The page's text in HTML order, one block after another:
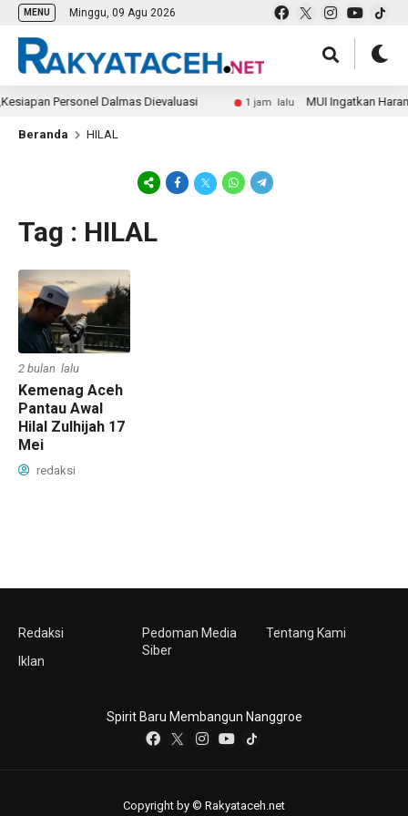
MENU Minggu, 09 Agu 2026
Personel Dalmas Dievaluasi 1 jam lalu MUI Ingatkan
Beranda HILAL
Tag : HILAL
2 bulan lalu
Kemenag Aceh
Pantau Awal
Hilal Zulhijah 17
Mei
redaksi
Redaksi
Iklan
Pedoman Media
Siber
Tentang Kami
Spirit Baru Membangun Nanggroe
Copyright by © Rakyataceh.net